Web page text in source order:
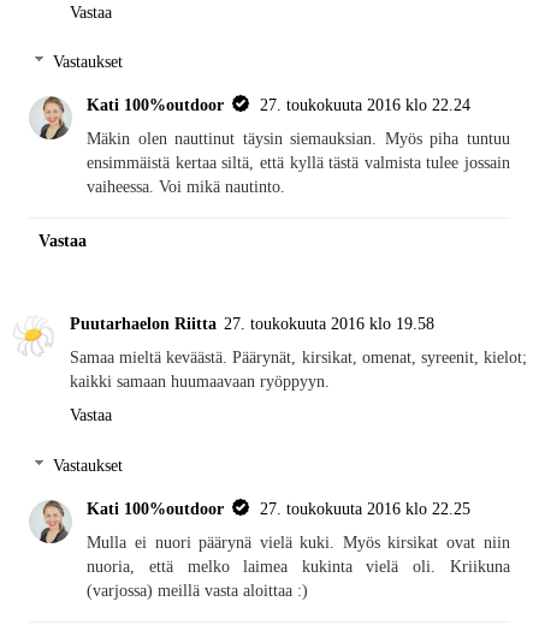
Vastaa
Vastaukset
Kati 100%outdoor
27. toukokuuta 2016 klo 22.24
Mäkin olen nauttinut täysin siemauksian. Myös piha tuntuu
ensimmäistä kertaa siltä, että kyllä tästä valmista tulee jossain
vaiheessa. Voi mikä nautinto.
Vastaa
Puutarhaelon Riitta 27. toukokuuta 2016 klo 19.58
Samaa mieltä keväästä. Päärynät, kirsikat, omenat, syreenit, kielot;
kaikki samaan huumaavaan ryöppyyn.
Vastaa
Vastaukset
Kati 100%outdoor
27. toukokuuta 2016 klo 22.25
Mulla ei nuori päärynä vielä kuki. Myös kirsikat ovat niin
nuoria, että melko laimea kukinta vielä oli. Kriikuna
(varjossa) meillä vasta aloittaa :)